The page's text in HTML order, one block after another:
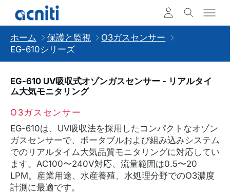
ホーム 保護と監視
O3ガスセンサー
EG-610シリーズ
EG-610 UV吸収式オゾンガスセンサー - リアルタイ
ム大気モニタリング
O3ガスセンサー
EG-610は、UV吸収法を採用したコンパクトなオゾン
ガスセンサーで、ポータブルおよび組み込みシステム
でのリアルタイム大気品質モニタリングに対応してい
ます。AC100〜240V対応、流量範囲は0.5〜20
LPM。産業用途、水産養殖、水処理分野でのO3濃度
計測に最適です。